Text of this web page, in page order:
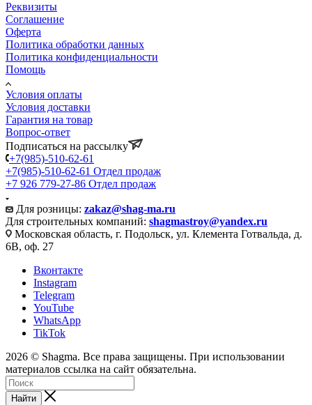
Реквизиты
Соглашение
Оферта
Политика обработки данных
Политика конфиденциальности
Помощь
Условия оплаты
Условия доставки
Гарантия на товар
Вопрос-ответ
Подписаться на рассылку
+7(985)-510-62-61
+7(985)-510-62-61 Отдел продаж
‪+7 926 779-27-86‬ Отдел продаж
Для розницы: zakaz@shag-ma.ru
Для строительных компаний: shagmastroy@yandex.ru
Московская область, г. Подольск, ул. Клемента Готвальда, д.
6В, оф. 27
Вконтакте
Instagram
Telegram
YouTube
WhatsApp
TikTok
2026 © Shagma. Все права защищены. При использовании
материалов ссылка на сайт обязательна.
Найти